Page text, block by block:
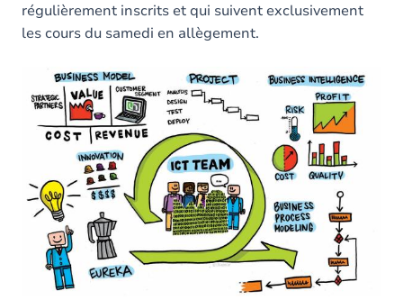
régulièrement inscrits et qui suivent exclusivement
les cours du samedi en allègement.